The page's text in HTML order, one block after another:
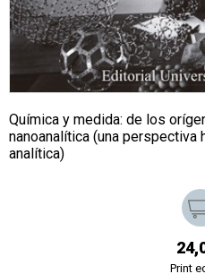
Química y medida: de los
nanoanalítica (una perspectiva
analítica)
Print